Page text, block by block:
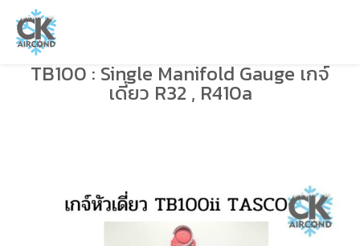
TB100 : Single Manifold Gauge เกจ์
เดี่ยว R32 , R410a